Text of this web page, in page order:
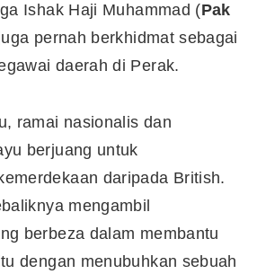
Ishak Haji Muhammad (Pak
pernah berkhidmat sebagai
daerah di Perak.
ramai nasionalis dan
berjuang untuk
daripada British.
mengambil
berbeza dalam membantu
dengan menubuhkan sebuah